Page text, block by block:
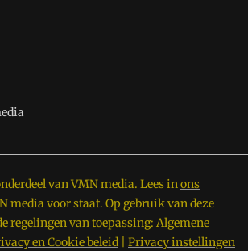
van VMN media. Lees inons
media voor staat. Op gebruik van deze
regelingen van toepassing: Algemene
en Cookie beleid Privacy instellingen